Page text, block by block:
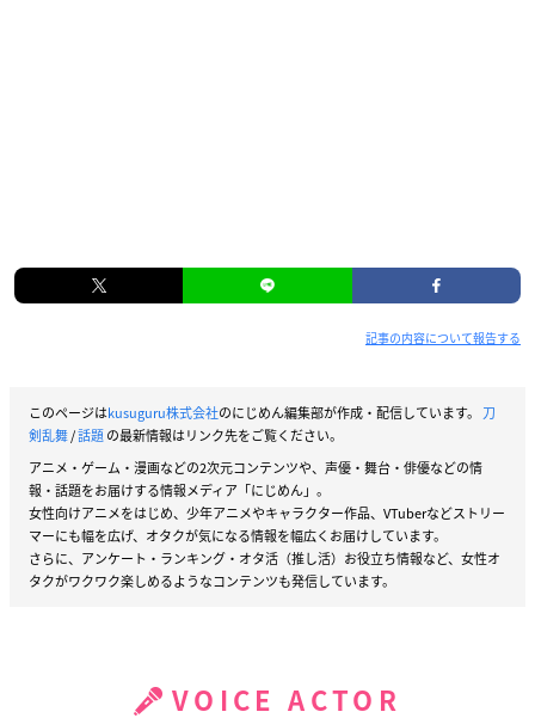
記事の内容について報告する
このページはkusuguru株式会社のにじめん編集部が作成・配信しています。 刀
剣乱舞/話題の最新情報はリンク先をご覧ください。
アニメ・ゲーム・漫画などの2次元コンテンツや、声優・舞台・俳優などの情
報・話題をお届けする情報メディア「にじめん」。
女性向けアニメをはじめ、少年アニメやキャラクター作品、VTuberなどストリー
マーにも幅を広げ、オタクが気になる情報を幅広くお届けしています。
さらに、アンケート・ランキング・オタ活（推し活）お役立ち情報など、女性オ
タクがワクワク楽しめるようなコンテンツも発信しています。
VOICE ACTOR